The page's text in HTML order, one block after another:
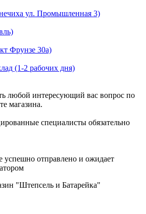
ул. Промышленная 3)
Фрунзе 30а)
(1-2 рабочих дня)
любой интересующий вас вопрос по
магазина.
специалисты обязательно
успешно отправлено и ожидает
"Штепсель и Батарейка"